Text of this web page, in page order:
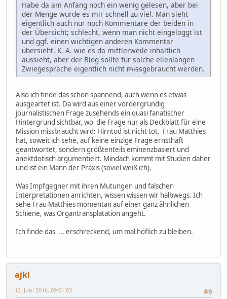
Habe da am Anfang noch ein wenig gelesen, aber bei
der Menge wurde es mir schnell zu viel. Man sieht
eigentlich auch nur noch Kommentare der beiden in
der Übersicht; schlecht, wenn man nicht eingeloggt ist
und ggf. einen wichtigen anderen Kommentar
übersieht. K. A. wie es da mittlerweile inhaltlich
aussieht, aber der Blog sollte für solche ellenlangen
Zwiegespräche eigentlich nicht missgebraucht werden.
Also ich finde das schon spannend, auch wenn es etwas
ausgeartet ist. Da wird aus einer vordergründig
journalistischen Frage zusehends ein quasi fanatischer
Hintergrund sichtbar, wo die Frage nur als Deckblatt für eine
Mission missbraucht wird: Hirntod ist nicht tot. Frau Matthies
hat, soweit ich sehe, auf keine einzige Frage ernsthaft
geantwortet, sondern größtenteils eminenzbasiert und
anektdotisch argumentiert. Mindach kommt mit Studien daher
und ist ein Mann der Praxis (soviel weiß ich).
Was Impfgegner mit ihren Mutungen und falschen
Interpretationen anrichten, wissen wissen wir halbwegs. Ich
sehe Frau Matthies momentan auf einer ganz ähnlichen
Schiene, was Organtransplatation angeht.
Ich finde das ... erschreckend, um mal höflich zu bleiben.
ajki
#9
12. Juni 2016, 09:01:03